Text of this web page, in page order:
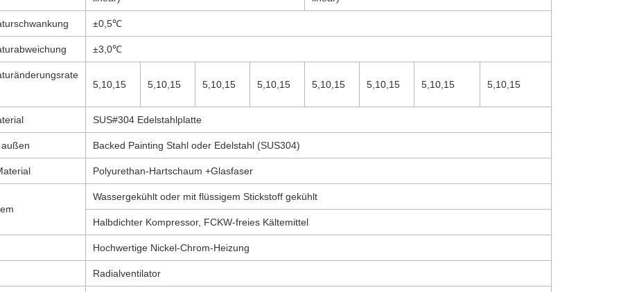
±0,5℃
±3,0℃
5,10,15 5,10,15 5,10,15 5,10,15 5,10,15 5,10,15 5,10,15 5,10,15
SUS#304 Edelstahlplatte
Backed Painting Stahl oder Edelstahl (SUS304)
Polyurethan-Hartschaum +Glasfaser
Wassergekühlt oder mit flüssigem Stickstoff gekühlt
Halbdichter Kompressor, FCKW-freies Kältemittel
Hochwertige Nickel-Chrom-Heizung
Radialventilator